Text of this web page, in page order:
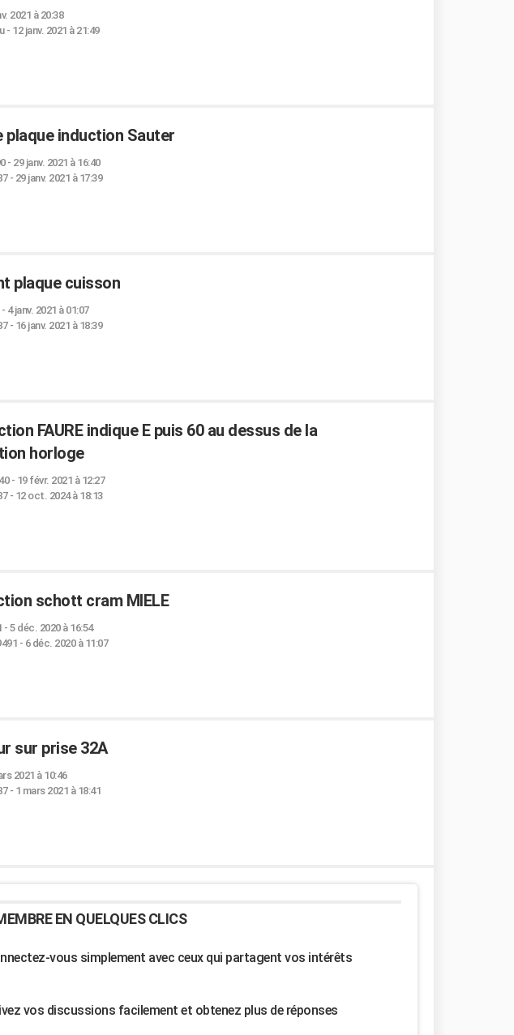
2021 à 20:38
- 12 janv. 2021 à 21:49
plaque induction Sauter
- 29 janv. 2021 à 16:40
- 29 janv. 2021 à 17:39
plaque cuisson
- 4 janv. 2021 à 01:07
- 16 janv. 2021 à 18:39
FAURE indique E puis 60 au dessus de la
horloge
- 19 févr. 2021 à 12:27
- 12 oct. 2024 à 18:13
schott cram MIELE
- 5 déc. 2020 à 16:54
- 6 déc. 2020 à 11:07
sur prise 32A
2021 à 10:46
- 1 mars 2021 à 18:41
EN QUELQUES CLICS
vous simplement avec ceux qui partagent vos intérêts
vos discussions facilement et obtenez plus de réponses